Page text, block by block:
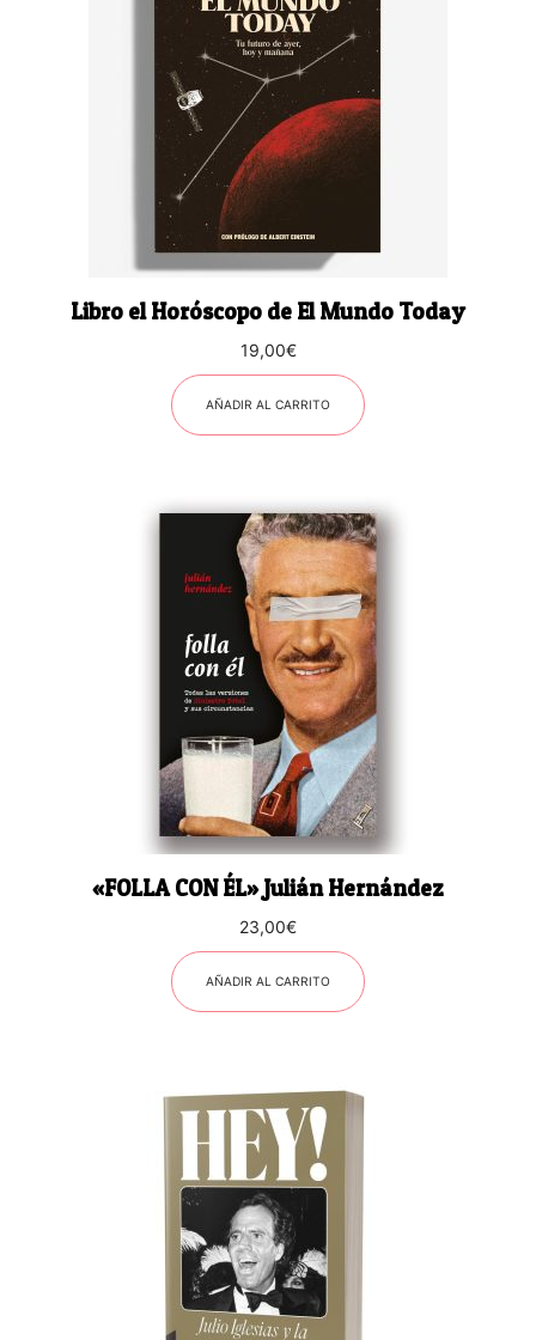
Libro el Horóscopo de El Mundo Today
19,00€
AÑADIR AL CARRITO
«FOLLA CON ÉL» Julián Hernández
23,00€
AÑADIR AL CARRITO